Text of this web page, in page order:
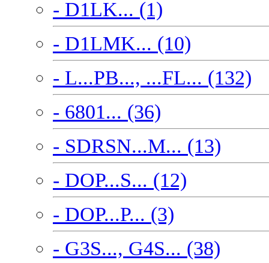
- D1LK... (1)
- D1LMK... (10)
- L...PB..., ...FL... (132)
- 6801... (36)
- SDRSN...M... (13)
- DOP...S... (12)
- DOP...P... (3)
- G3S..., G4S... (38)